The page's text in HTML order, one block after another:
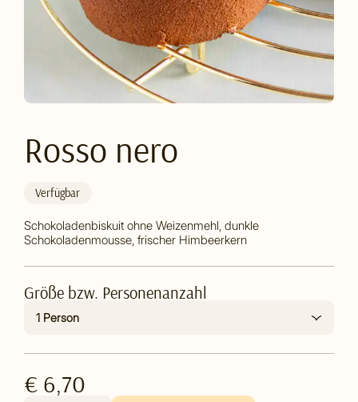
Rosso nero
Verfügbar
Schokoladenbiskuit ohne Weizenmehl, dunkle
Schokoladenmousse, frischer Himbeerkern
Größe bzw. Personenanzahl
1 Person
€ 6,70